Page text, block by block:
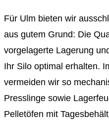
Für Ulm bieten wir
aus gutem Grund: Die
vorgelagerte Lagerung
Ihr Silo optimal erhalten.
vermeiden wir so
Presslinge sowie
Pelletöfen mit